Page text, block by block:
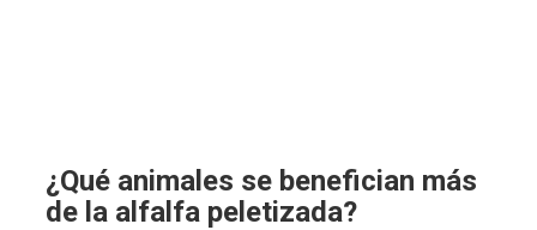
¿Qué animales se benefician más
de la alfalfa peletizada?